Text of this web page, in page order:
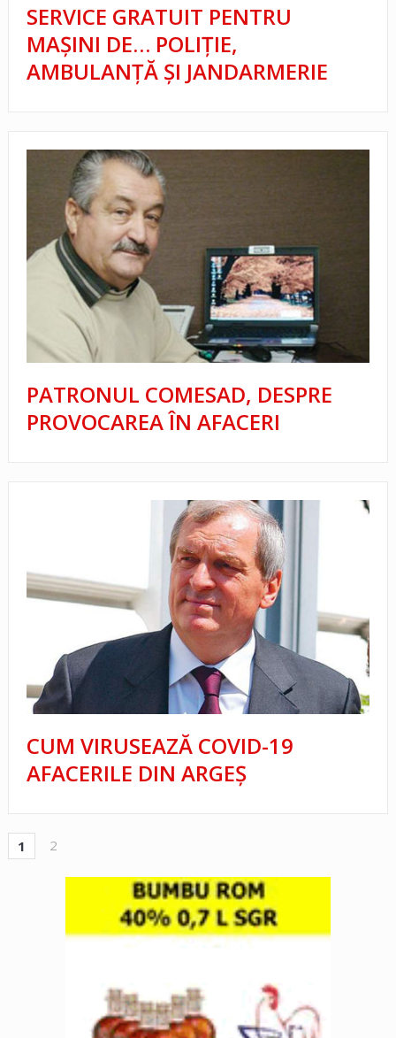
SERVICE GRATUIT PENTRU
MAŞINI DE… POLIŢIE,
AMBULANŢĂ ŞI JANDARMERIE
PATRONUL COMESAD, DESPRE
PROVOCAREA ÎN AFACERI
CUM VIRUSEAZĂ COVID-19
AFACERILE DIN ARGEŞ
1 2